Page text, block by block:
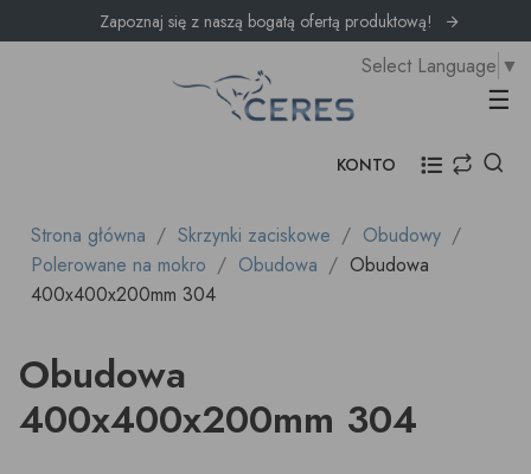
Zapoznaj się z naszą bogatą ofertą produktową!
☰
Select Language ▼
KONTO
Strona główna Skrzynki zaciskowe
Obudowy
Polerowane na mokro
Obudowa
Obudowa
400x400x200mm 304
Obudowa
400x400x200mm 304